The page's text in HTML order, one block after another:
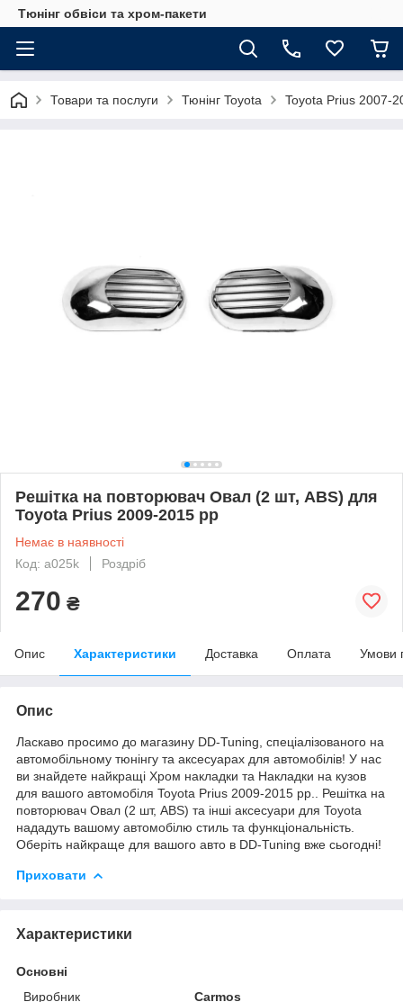
Тюнінг обвіси та хром-пакети
Товари та послуги Тюнінг Toyota Toyota Prius 2007-
Решітка на повторювач Овал (2 шт, ABS) для
Toyota Prius 2009-2015 рр
Немає в наявності
Код: a025k
Роздріб
270 ₴
Опис Характеристики Доставка Оплата Умови
Опис
Ласкаво просимо до магазину DD-Tuning, спеціалізованого на
автомобільному тюнінгу та аксесуарах для автомобілів! У нас
ви знайдете найкращі Хром накладки та Накладки на кузов
для вашого автомобіля Toyota Prius 2009-2015 рр.. Решітка на
повторювач Овал (2 шт, ABS) та інші аксесуари для Toyota
нададуть вашому автомобілю стиль та функціональність.
Оберіть найкраще для вашого авто в DD-Tuning вже сьогодні!
Приховати
Характеристики
Основні
Виробник
Carmos